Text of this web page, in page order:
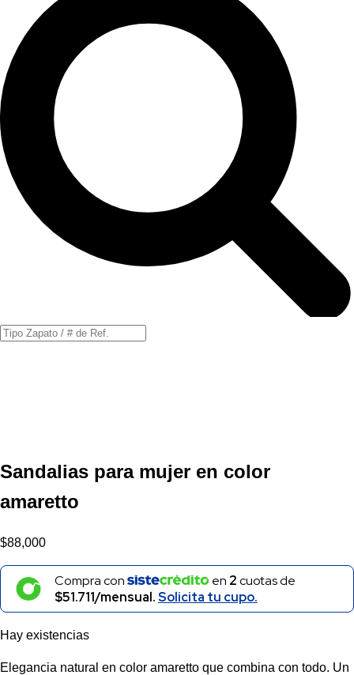
Búsqueda
Sandalias para mujer en color
amaretto
$88,000
Compra con en 2cuotas de
$51.711/mensual.Solicita tu cupo.
Hay existencias
Elegancia natural en color amaretto que combina con todo. Un